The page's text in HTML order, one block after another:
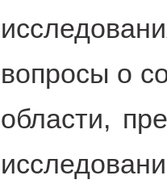
вопросы о
области,